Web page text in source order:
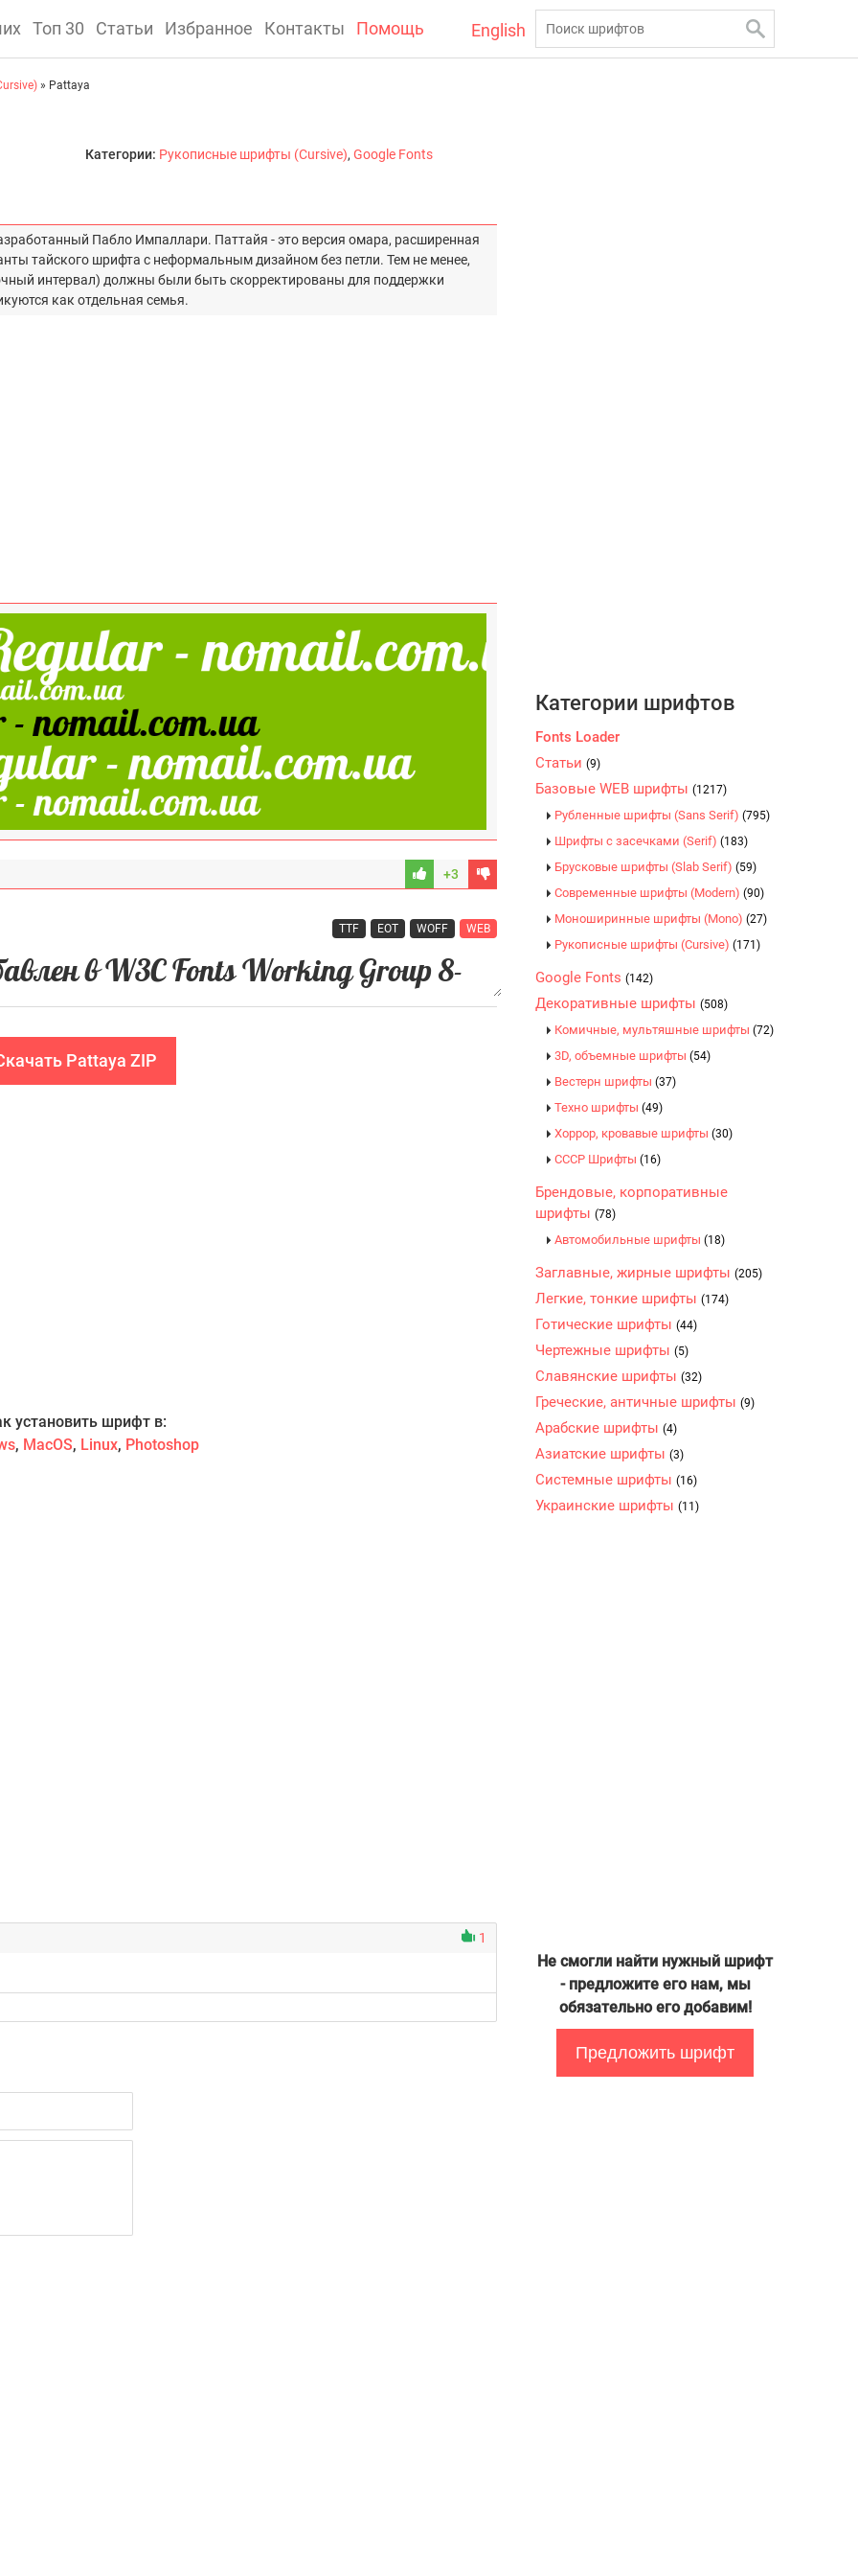
Топ 30 Статьи Избранное Контакты Помощь English
» Pattaya
Категории: Рукописные шрифты (Cursive), Google Fonts
Пабло Импаллари. Паттайя - это версия омара, расширенная
тайского шрифта с неформальным дизайном без петли. Тем не менее,
интервал) должны были быть скорректированы для поддержки
как отдельная семья.
+3
TTF EOT WOFF WEB
Pattaya ZIP
установить шрифт в:
, MacOS, Linux, Photoshop
1
Категории шрифтов
Fonts Loader
Статьи (9)
Базовые WEB шрифты (1217)
Рубленные шрифты (Sans Serif) (795)
Шрифты с засечками (Serif) (183)
Брусковые шрифты (Slab Serif) (59)
Современные шрифты (Modern) (90)
Моноширинные шрифты (Mono) (27)
Рукописные шрифты (Cursive) (171)
Google Fonts (142)
Декоративные шрифты (508)
Комичные, мультяшные шрифты (72)
3D, объемные шрифты (54)
Вестерн шрифты (37)
Техно шрифты (49)
Хоррор, кровавые шрифты (30)
CCCР Шрифты (16)
Брендовые, корпоративные
шрифты (78)
Автомобильные шрифты (18)
Заглавные, жирные шрифты (205)
Легкие, тонкие шрифты (174)
Готические шрифты (44)
Чертежные шрифты (5)
Славянские шрифты (32)
Греческие, античные шрифты (9)
Арабские шрифты (4)
Азиатские шрифты (3)
Системные шрифты (16)
Украинские шрифты (11)
Не смогли найти нужный шрифт
- предложите его нам, мы
обязательно его добавим!
Предложить шрифт